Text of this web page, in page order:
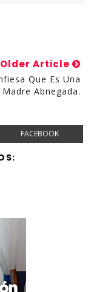
Older Article
Que Es Una
Abnegada.
FACEBOOK